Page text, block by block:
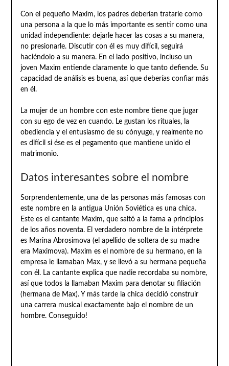
Con el pequeño Maxim, los padres deberían tratarle como
una persona a la que lo más importante es sentir como una
unidad independiente: dejarle hacer las cosas a su manera,
no presionarle. Discutir con él es muy difícil, seguirá
haciéndolo a su manera. En el lado positivo, incluso un
joven Maxim entiende claramente lo que tanto defiende. Su
capacidad de análisis es buena, así que deberías confiar más
en él.
La mujer de un hombre con este nombre tiene que jugar
con su ego de vez en cuando. Le gustan los rituales, la
obediencia y el entusiasmo de su cónyuge, y realmente no
es difícil si ése es el pegamento que mantiene unido el
matrimonio.
Datos interesantes sobre el nombre
Sorprendentemente, una de las personas más famosas con
este nombre en la antigua Unión Soviética es una chica.
Este es el cantante Maxim, que saltó a la fama a principios
de los años noventa. El verdadero nombre de la intérprete
es Marina Abrosimova (el apellido de soltera de su madre
era Maximova). Maxim es el nombre de su hermano, en la
empresa le llamaban Max, y se llevó a su hermana pequeña
con él. La cantante explica que nadie recordaba su nombre,
así que todos la llamaban Maxim para denotar su filiación
(hermana de Max). Y más tarde la chica decidió construir
una carrera musical exactamente bajo el nombre de un
hombre. Conseguido!